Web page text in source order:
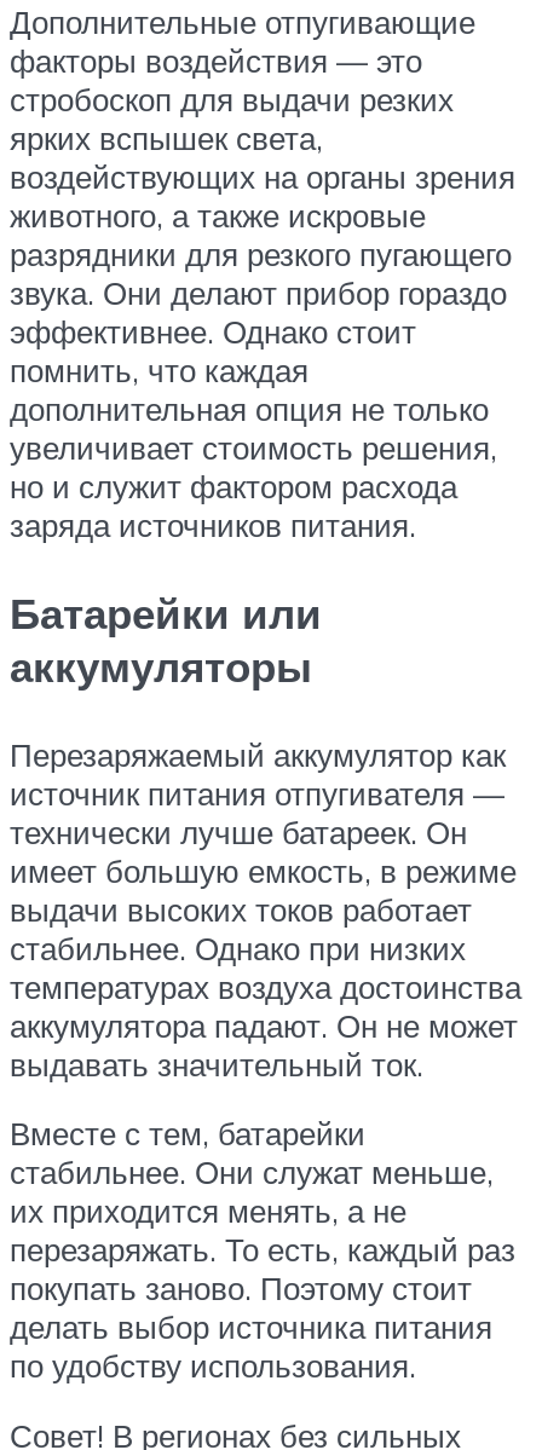
Дополнительные отпугивающие
факторы воздействия — это
стробоскоп для выдачи резких
ярких вспышек света,
воздействующих на органы зрения
животного, а также искровые
разрядники для резкого пугающего
звука. Они делают прибор гораздо
эффективнее. Однако стоит
помнить, что каждая
дополнительная опция не только
увеличивает стоимость решения,
но и служит фактором расхода
заряда источников питания.
Батарейки или
аккумуляторы
Перезаряжаемый аккумулятор как
источник питания отпугивателя —
технически лучше батареек. Он
имеет большую емкость, в режиме
выдачи высоких токов работает
стабильнее. Однако при низких
температурах воздуха достоинства
аккумулятора падают. Он не может
выдавать значительный ток.
Вместе с тем, батарейки
стабильнее. Они служат меньше,
их приходится менять, а не
перезаряжать. То есть, каждый раз
покупать заново. Поэтому стоит
делать выбор источника питания
по удобству использования.
Совет! В регионах без сильных